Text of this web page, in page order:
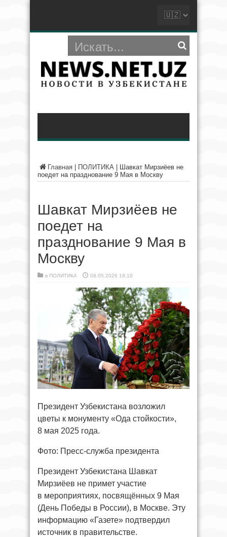
Главная ПОЛИТИКА
Шавкат Мирзиёев не
поедет на празднование 9 Мая в Москву
Шавкат Мирзиёев не
поедет на
празднование 9 Мая в
Москву
в ПОЛИТИКА 08.05.2026 18:10
Президент Узбекистана возложил
цветы к монументу «Ода стойкости»,
8 мая 2025 года.
Фото: Пресс-служба президента
Президент Узбекистана Шавкат
Мирзиёев не примет участие
в мероприятиях, посвящённых 9 Мая
(День Победы в России), в Москве. Эту
информацию «Газете» подтвердил
источник в правительстве.